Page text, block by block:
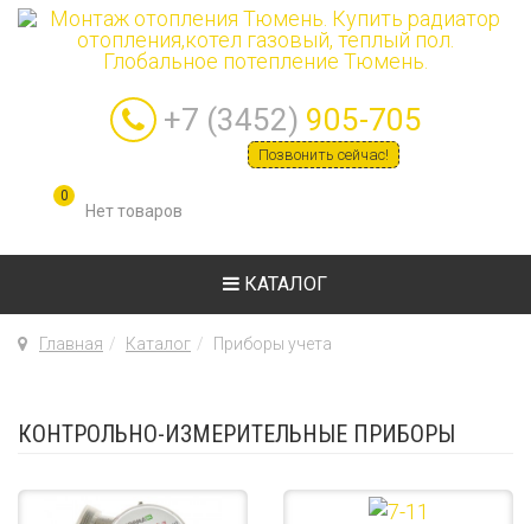
+7 (3452) 905-705
Позвонить сейчас!
0
КАТАЛОГ
Главная Каталог Приборы учета
КОНТРОЛЬНО-ИЗМЕРИТЕЛЬНЫЕ ПРИБОРЫ